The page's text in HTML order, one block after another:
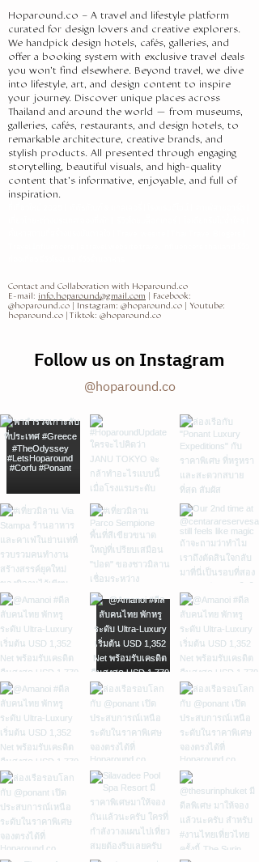
Hoparound.co – A travel and lifestyle platform
curated for design lovers and creative explorers.
We handpick design hotels, cafés, galleries, and
offer a booking system with exclusive travel deals
you won’t find elsewhere. Beyond travel, we dive
into lifestyle, art, and design content to inspire
your journey. Discover unique places across
Thailand and around the world — from museums,
galleries, cafés, restaurants, and design hotels, to
remarkable architecture, creative brands, and
stylish products. All presented through engaging
storytelling, beautiful visuals, and high-quality
content that’s informative, enjoyable, and full of
inspiration.
Contact and Collaboration with Hoparound.co
E-mail: info.hoparound@gmail.com | Facebook:
@hoparound.co | Instagram: @hoparound.co | Youtube:
hoparound.co | Tiktok: @hoparound.co
Follow us on Instagram
@hoparound.co